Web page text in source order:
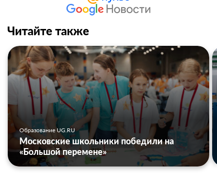
Читайте также
Образование UG.RU
Московские школьники победили на
«Большой перемене»